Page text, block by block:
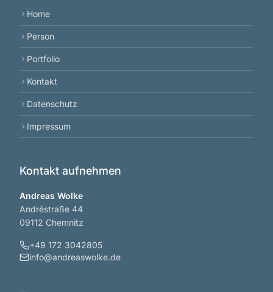
Home
Person
Portfolio
Kontakt
Datenschutz
Impressum
Kontakt aufnehmen
Andreas Wolke
Andréstraße 44
09112 Chemnitz
+49 172 3042805
info@andreaswolke.de